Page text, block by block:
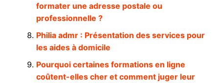
formater une adresse postale ou
professionnelle ?
Philia admr : Présentation des services pour
les aides à domicile
Pourquoi certaines formations en ligne
coûtent-elles cher et comment juger leur